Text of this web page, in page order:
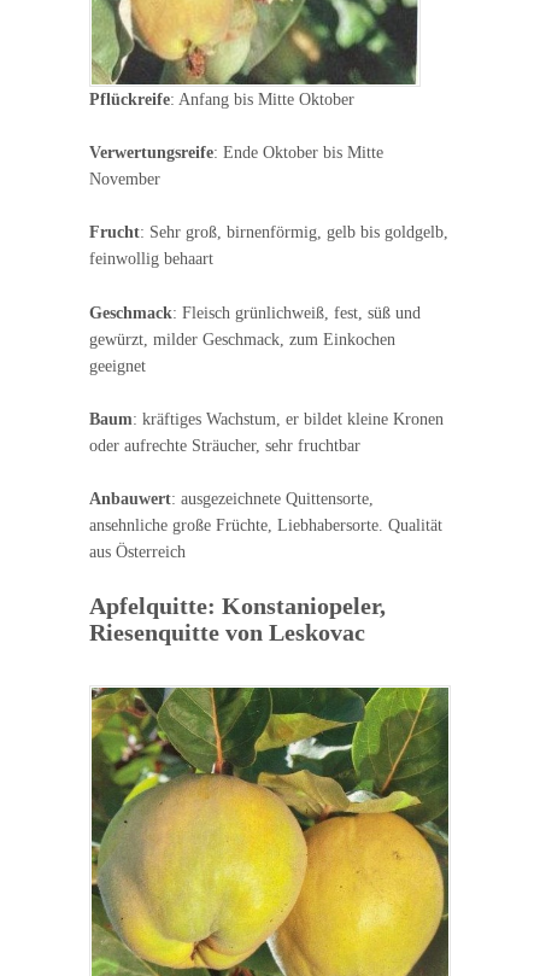
Pflückreife: Anfang bis Mitte Oktober
Verwertungsreife: Ende Oktober bis Mitte
November
Frucht: Sehr groß, birnenförmig, gelb bis goldgelb,
feinwollig behaart
Geschmack: Fleisch grünlichweiß, fest, süß und
gewürzt, milder Geschmack, zum Einkochen
geeignet
Baum: kräftiges Wachstum, er bildet kleine Kronen
oder aufrechte Sträucher, sehr fruchtbar
Anbauwert: ausgezeichnete Quittensorte,
ansehnliche große Früchte, Liebhabersorte. Qualität
aus Österreich
Apfelquitte: Konstaniopeler,
Riesenquitte von Leskovac